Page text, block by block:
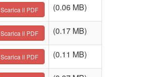
Scarica il PDF (0.06 MB)
Scarica il PDF (0.17 MB)
Scarica il PDF (0.11 MB)